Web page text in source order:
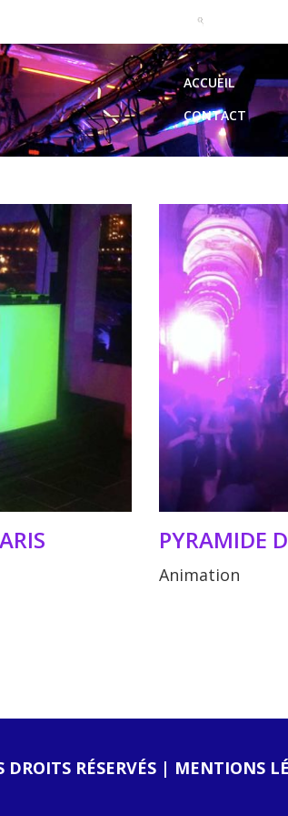
09 51 99 93 62 / 06 69 10 44 21
ACCUEIL
CONTACT
PYRAMIDE
Animation
RÉSERVÉS | MENTIONS